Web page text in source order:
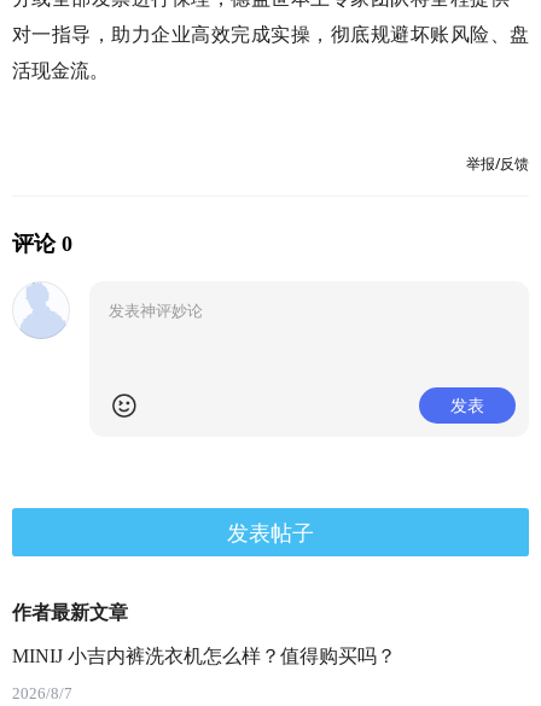
对一指导，助力企业高效完成实操，彻底规避坏账风险、盘
活现金流。
举报/反馈
评论 0
发表
发表帖子
作者最新文章
MINIJ 小吉内裤洗衣机怎么样？值得购买吗？
2026/8/7